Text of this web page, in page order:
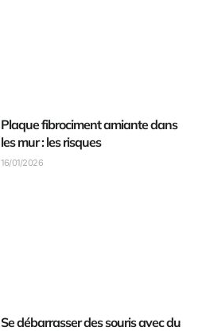
Plaque fibrociment amiante dans
les mur : les risques
16/01/2026
Se débarrasser des souris avec du